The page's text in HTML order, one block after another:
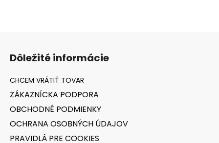
e
v
Dôležité informácie
ZÁKAZNÍCKA PODPORA
OBCHODNÉ PODMIENKY
OCHRANA OSOBNÝCH ÚDAJOV
PRAVIDLÁ PRE COOKIES